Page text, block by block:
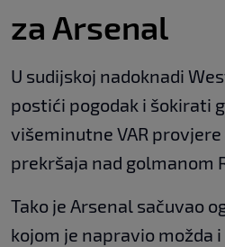
za Arsenal
U sudijskoj nadoknadi
postići pogodak i šokirati
višeminutne VAR
prekršaja nad golmanom
Tako je Arsenal sačuvao
kojom je napravio možda